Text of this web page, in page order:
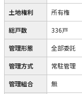
土地権利 所有権
総戸数 336戸
管理形態 全部委託
管理方式 常駐管理
管理組合 無